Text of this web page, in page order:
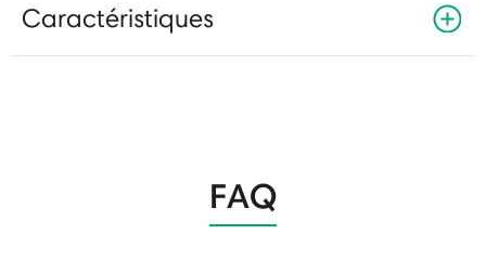
Caractéristiques
FAQ